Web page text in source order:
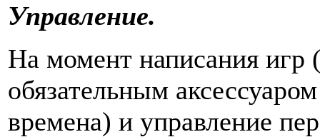
Управление.
На момент написания игр
обязательным
времена) и управление